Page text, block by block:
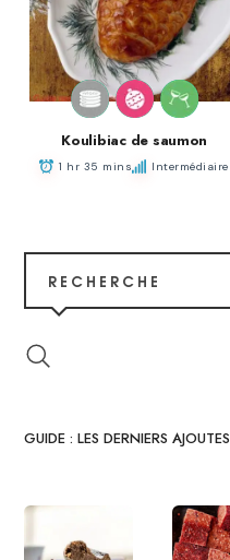
Koulibiac de saumon
1 hr 35 mins Intermédiaire
RECHERCHE
GUIDE : LES DERNIERS AJOUTES